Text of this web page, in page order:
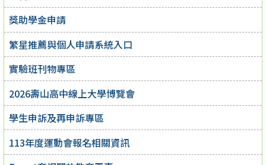
獎助學金申請
繁星推薦與個人申請系統入口
實驗班刊物專區
2026壽山高中線上大學博覽會
學生申訴及再申訴專區
113年度運動會報名相關資訊